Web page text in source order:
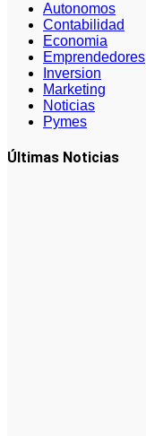
Autonomos
Contabilidad
Economia
Emprendedores
Inversion
Marketing
Noticias
Pymes
Últimas Noticias